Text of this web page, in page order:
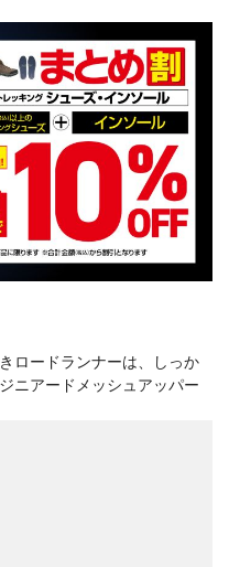
ロードランナーは、しっか
ニアードメッシュアッパー